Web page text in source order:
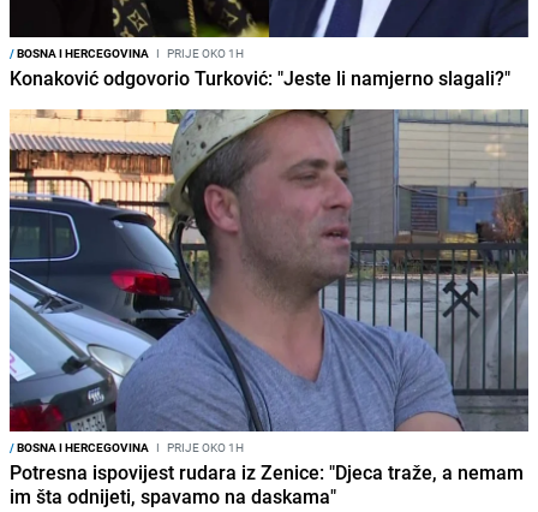
/BOSNA I HERCEGOVINA I PRIJE OKO 1H
Konaković odgovorio Turković: "Jeste li namjerno slagali?"
/BOSNA I HERCEGOVINA I PRIJE OKO 1H
Potresna ispovijest rudara iz Zenice: "Djeca traže, a nemam
im šta odnijeti, spavamo na daskama"